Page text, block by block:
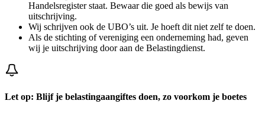
Handelsregister staat. Bewaar die goed als bewijs van
uitschrijving.
Wij schrijven ook de UBO’s uit. Je hoeft dit niet zelf te doen.
Als de stichting of vereniging een onderneming had, geven
wij je uitschrijving door aan de Belastingdienst.
Let op: Blijf je belastingaangiftes doen, zo voorkom je boetes